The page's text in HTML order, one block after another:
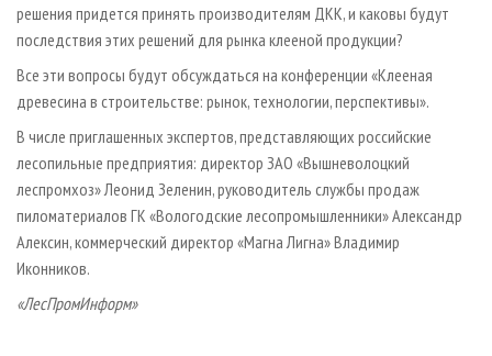
решения придется принять производителям ДКК, и каковы будут
последствия этих решений для рынка клееной продукции?
Все эти вопросы будут обсуждаться на конференции «Клееная
древесина в строительстве: рынок, технологии, перспективы».
В числе приглашенных экспертов, представляющих российские
лесопильные предприятия: директор ЗАО «Вышневолоцкий
леспромхоз» Леонид Зеленин, руководитель службы продаж
пиломатериалов ГК «Вологодские лесопромышленники» Александр
Алексин, коммерческий директор «Магна Лигна» Владимир
Иконников.
«ЛесПромИнформ»